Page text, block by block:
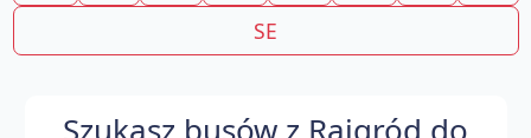
SE
Szukasz busów z Rajgród do